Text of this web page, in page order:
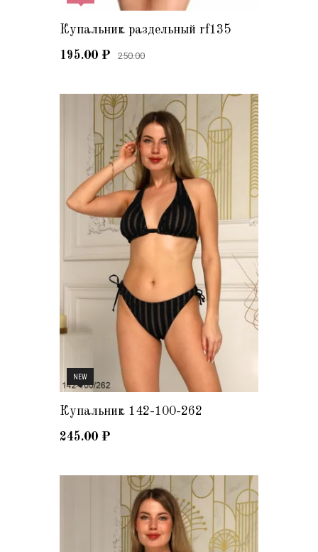
Купальник раздельный rf135
195.00 ₽ 250.00
NEW
Купальник 142-100-262
245.00 ₽